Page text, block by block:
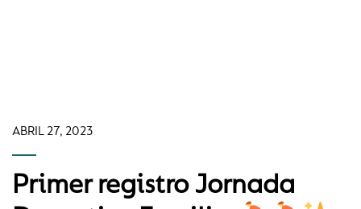
ABRIL 27, 2023
Primer registro Jornada